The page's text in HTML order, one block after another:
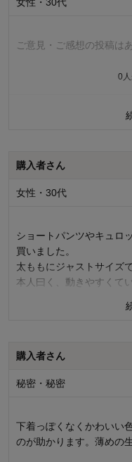
けるオーバーパンツとして
型や動きによっては、足回
しましたことを重ねてお詫
度の高い商品をお届けでき
ご意見・ご感想の投稿は
0
購入商
購入者さん
女性・30代
ショートパンツやキュロ
買いました。
太ももにジャストサイズ
本人曰く、動きやすくて
お子さまのお気に入り度
着心地･使用感
体
お子さまの性
お子様の年
購入者さん
秘密・秘密
下着っぽくなくかわいい
のが助かります。薄めの